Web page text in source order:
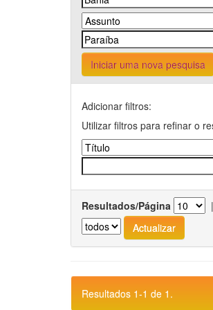
Iniciar uma nova pesquisa
Adicionar filtros:
Utilizar filtros para refinar o
Resultados/Página |
Resultados 1-1 de 1.